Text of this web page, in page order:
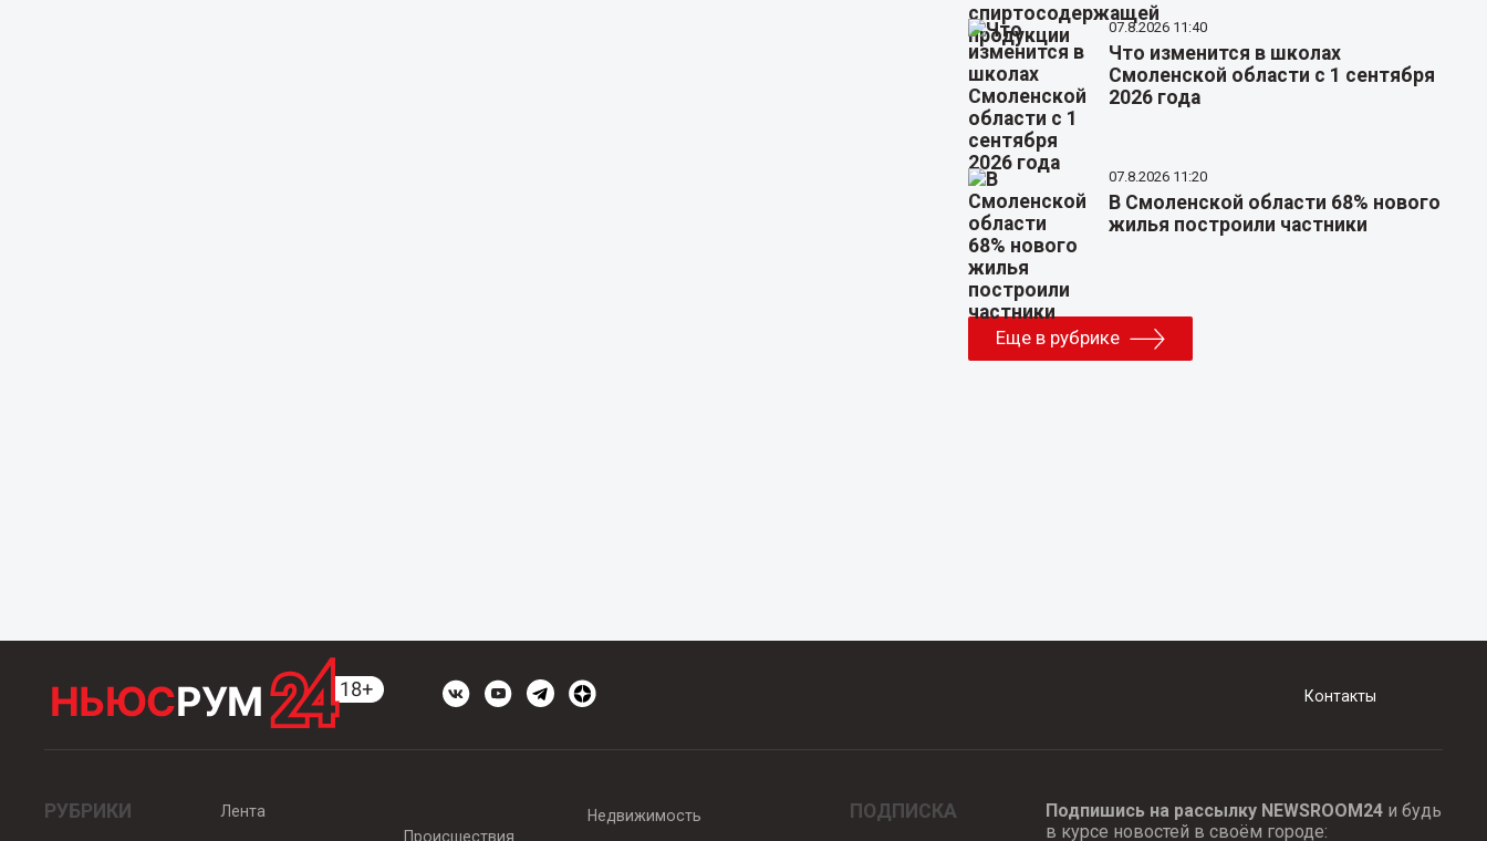
07.8.2026 11:40
Что изменится в школах
Смоленской области с 1 сентября
2026 года
07.8.2026 11:20
В Смоленской области 68% нового
жилья построили частники
Еще в рубрике
Контакты
РУБРИКИ
Лента
Происшествия
Недвижимость ПОДПИСКА Подпишись на рассылку NEWSROOM24и будь
в курсе новостей в своём городе: